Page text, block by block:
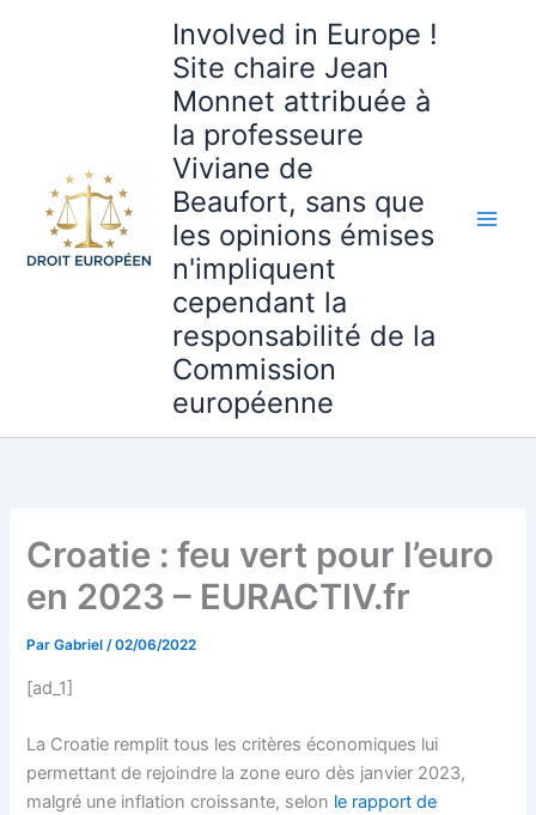
Involved in Europe !
Site chaire Jean
Monnet attribuée à
la professeure
Viviane de
Beaufort, sans que
les opinions émises
n'impliquent
cependant la
responsabilité de la
Commission
européenne
Croatie : feu vert pour l’euro
en 2023 – EURACTIV.fr
ParGabriel/02/06/2022
[ad_1]
La Croatie remplit tous les critères économiques lui
permettant de rejoindre la zone euro dès janvier 2023,
malgré une inflation croissante, selon le rapport de